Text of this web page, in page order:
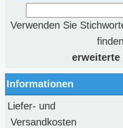
Verwenden Sie
erweiterte
Informationen
Liefer- und
Versandkosten